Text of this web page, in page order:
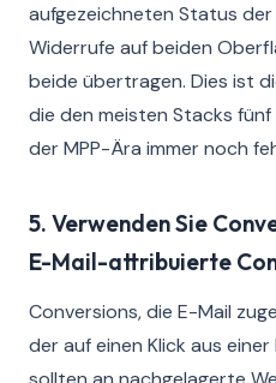
aufgezeichneten Status der
Widerrufe auf beiden
beide übertragen. Dies ist
die den meisten Stacks
der MPP-Ära immer noch
5. Verwenden Sie
E-Mail-attribuierte
Conversions, die E-Mail
der auf einen Klick aus